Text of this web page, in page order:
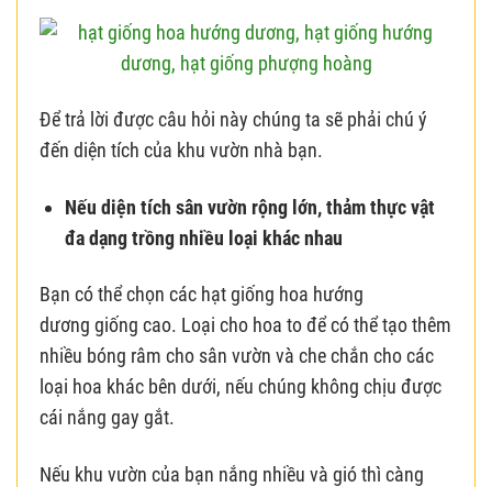
Để trả lời được câu hỏi này chúng ta sẽ phải chú ý
đến diện tích của khu vườn nhà bạn.
Nếu diện tích sân vườn rộng lớn, thảm thực vật
đa dạng trồng nhiều loại khác nhau
Bạn có thể chọn các hạt giống hoa hướng
dương giống cao. Loại cho hoa to để có thể tạo thêm
nhiều bóng râm cho sân vườn và che chắn cho các
loại hoa khác bên dưới, nếu chúng không chịu được
cái nắng gay gắt.
Nếu khu vườn của bạn nắng nhiều và gió thì càng